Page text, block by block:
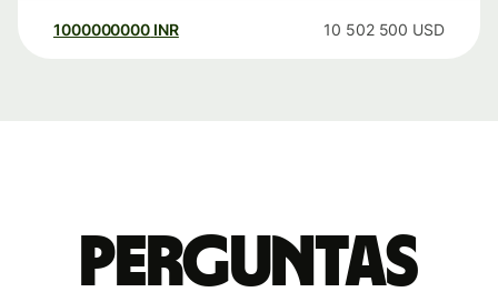
1000000000 INR 10 502 500 USD
Perguntas